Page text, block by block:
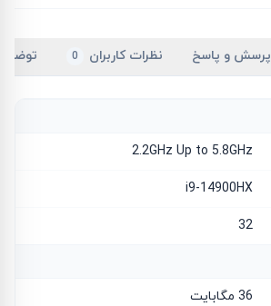
پرسش و پاسخ نظرات کاربران 0
2.2GHz Up to 5.8GHz
i9-14900HX
32
36 مگابایت